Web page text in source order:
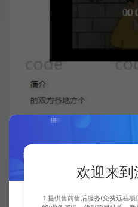
欢迎来到
1.提供售前售后服务(免费远程